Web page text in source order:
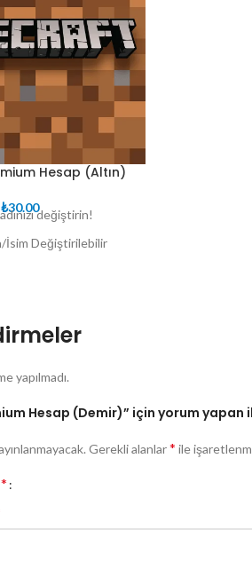
Hesap (Altın)
₺30.00 değiştirin!
İsim Değiştirilebilir
"3 saniyede dene"
işareti yok
oturum açma
sunucularda oynama
modları oynatma
yapılmadı.
Hesap (Demir)” için yorum yapan
Gerekli alanlar* ile
*